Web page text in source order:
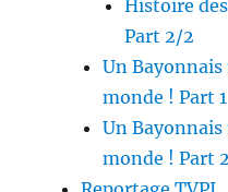
Histoire
Part 2/2
Un
monde ! Part 1
Un
monde ! Part 2